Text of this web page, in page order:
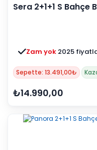
Sera 2+1+1 S
Zam yok 2025
Sepette: 13.491,00₺
₺14.990,00